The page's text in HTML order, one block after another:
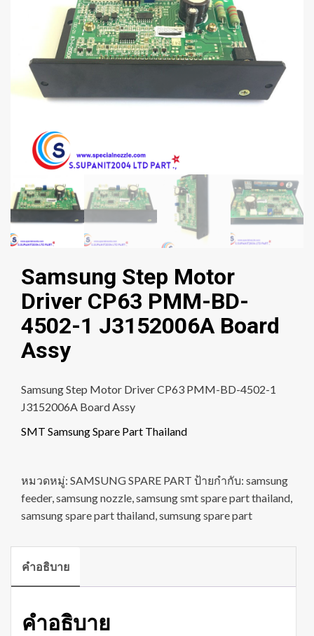
Samsung Step Motor
Driver CP63 PMM-BD-
4502-1 J3152006A Board
Assy
Samsung Step Motor Driver CP63 PMM-BD-4502-1
J3152006A Board Assy
SMT Samsung Spare Part Thailand
หมวดหมู่: SAMSUNG SPARE PART ป้ายกำกับ: samsung
feeder,samsung nozzle,samsung smt spare part thailand,
samsung spare part thailand,sumsung spare part
คำอธิบาย
คำอธิบาย